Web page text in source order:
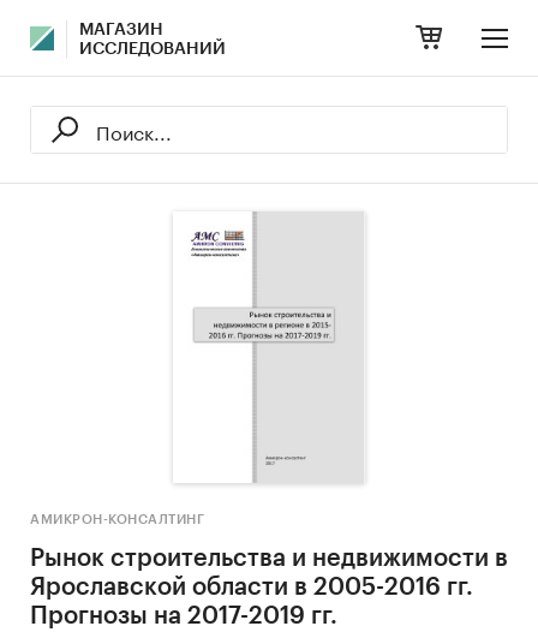
МАГАЗИН
ИССЛЕДОВАНИЙ
АМИКРОН-КОНСАЛТИНГ
Рынок строительства и недвижимости в
Ярославской области в 2005-2016 гг.
Прогнозы на 2017-2019 гг.